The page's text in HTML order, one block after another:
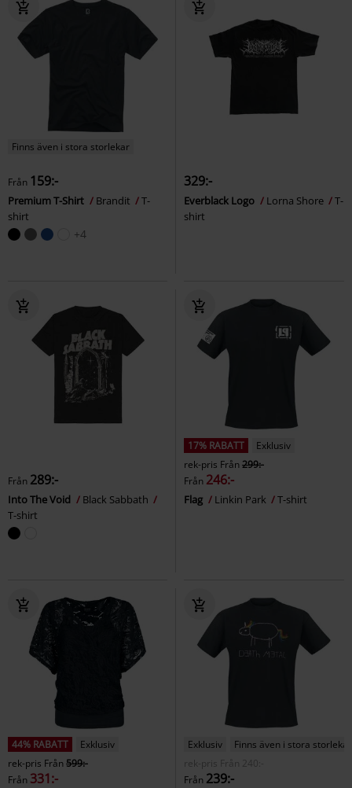
Finns även i stora storlekar
Från 159:-
Premium T-Shirt Brandit
T-
shirt
+4
329:-
Everblack Logo Lorna Shore
T-
shirt
Från 289:-
Into The Void
Black Sabbath
T-shirt
17% RABATT
Exklusiv
rek-pris Från299:-
Från 246:-
Flag Linkin Park T-shirt
44% RABATT
Exklusiv
rek-pris Från599:-
Från 331:-
Exklusiv
Finns även i stora storlekar
rek-pris
Från 240:-
Från 239:-